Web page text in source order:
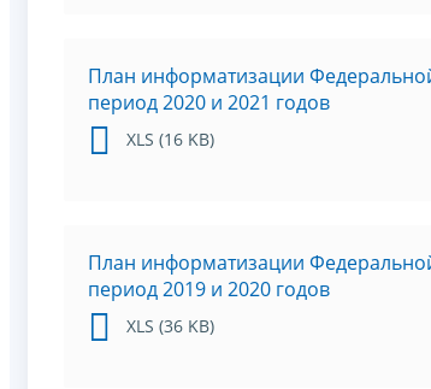
План информатизации
период 2020 и 2021 годов
XLS (16 KB)
План информатизации
период 2019 и 2020 годов
XLS (36 KB)